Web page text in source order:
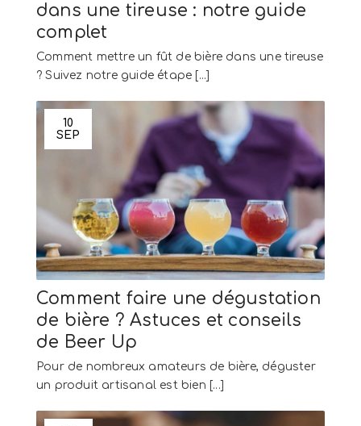
dans une tireuse : notre guide
complet
Comment mettre un fût de bière dans une tireuse
? Suivez notre guide étape [...]
10
SEP
Comment faire une dégustation
de bière ? Astuces et conseils
de Beer Up
Pour de nombreux amateurs de bière, déguster
un produit artisanal est bien [...]